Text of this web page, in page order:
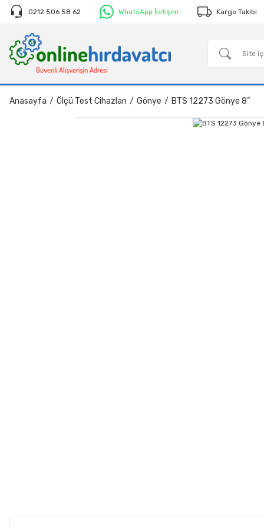
0212 506 58 62 WhatsApp İletişim Kargo Takibi
Anasayfa Ölçü Test Cihazları Gönye BTS 12273 Gönye 8”